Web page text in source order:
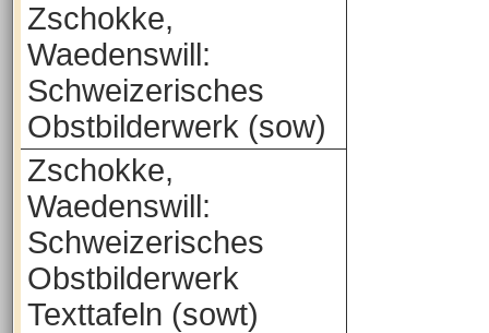
Zschokke,
Waedenswill:
Schweizerisches
Obstbilderwerk (sow)
Zschokke,
Waedenswill:
Schweizerisches
Obstbilderwerk
Texttafeln (sowt)